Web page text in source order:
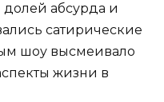
долей абсурда и
сатирические
шоу высмеивало
жизни в